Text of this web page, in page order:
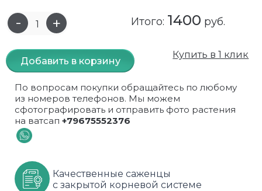
Самшит
Спирея
Форзиция
Шиповник декоративный красный
Юкка
Малиновое дерево
Облепиха высокорослая
Облепиха высокорослая, раскидистая
Орех (Фундук)
Сливы
Кизил
Малина
На штамбе
Облепиха
От производителя
Мускусные
Парковые
Пионовидные
Плетистые
разноцветные
Итого: 1400 руб.
Добавить в корзину
Купить в 1 клик
По вопросам покупки обращайтесь по любому
из номеров телефонов. Мы можем
сфотографировать и отправить фото растения
на ватсап +79675552376
Качественные саженцы
с закрытой корневой системе